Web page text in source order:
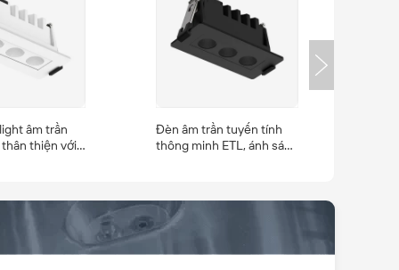
âm trần
thiện với
chiếu sáng
trần, đạt
Đèn âm trần tuyến tính
thông minh ETL, ánh sáng
chói, chiếu sáng theo chu
kỳ sinh học